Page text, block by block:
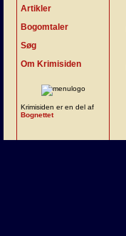
Artikler
Bogomtaler
Søg
Om Krimisiden
Krimisiden er en del af
Bognettet